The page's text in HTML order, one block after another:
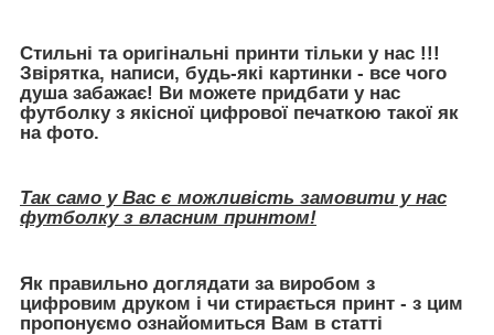
Стильні та оригінальні принти тільки у нас !!!
Звірятка, написи, будь-які картинки - все чого
душа забажає! Ви можете придбати у нас
футболку з якісної цифрової печаткою такої як
на фото.
Так само у Вас є можливість замовити у нас
футболку з власним принтом!
Як правильно доглядати за виробом з
цифровим друком і чи стирається принт - з цим
пропонуємо ознайомиться Вам в статті